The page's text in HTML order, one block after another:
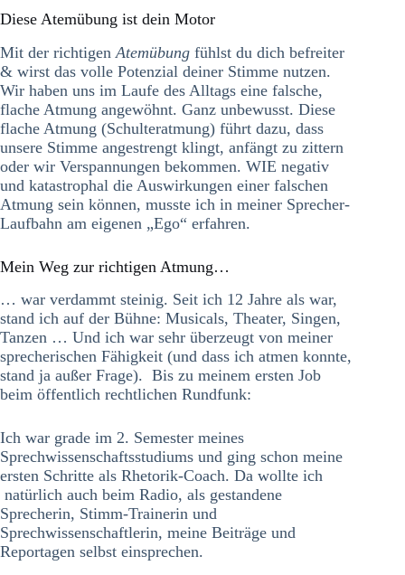
Diese Atemübung ist dein Motor
Mit der richtigen Atemübung fühlst du dich befreiter
& wirst das volle Potenzial deiner Stimme nutzen.
Wir haben uns im Laufe des Alltags eine falsche,
flache Atmung angewöhnt. Ganz unbewusst. Diese
flache Atmung (Schulteratmung) führt dazu, dass
unsere Stimme angestrengt klingt, anfängt zu zittern
oder wir Verspannungen bekommen. WIE negativ
und katastrophal die Auswirkungen einer falschen
Atmung sein können, musste ich in meiner Sprecher-
Laufbahn am eigenen „Ego“ erfahren.
Mein Weg zur richtigen Atmung…
… war verdammt steinig. Seit ich 12 Jahre als war,
stand ich auf der Bühne: Musicals, Theater, Singen,
Tanzen … Und ich war sehr überzeugt von meiner
sprecherischen Fähigkeit (und dass ich atmen konnte,
stand ja außer Frage). Bis zu meinem ersten Job
beim öffentlich rechtlichen Rundfunk:
Ich war grade im 2. Semester meines
Sprechwissenschaftsstudiums und ging schon meine
ersten Schritte als Rhetorik-Coach. Da wollte ich
natürlich auch beim Radio, als gestandene
Sprecherin, Stimm-Trainerin und
Sprechwissenschaftlerin, meine Beiträge und
Reportagen selbst einsprechen.